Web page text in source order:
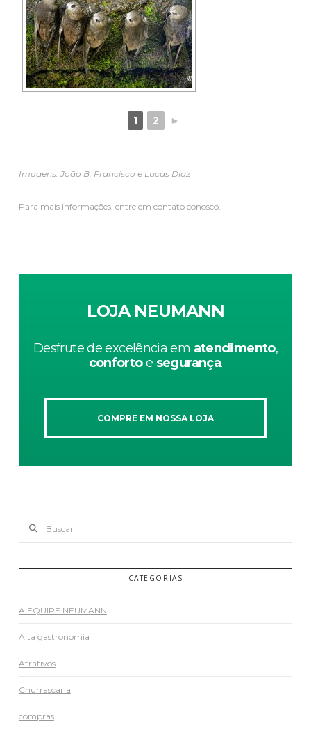
1 2 ►
Imagens: João B. Francisco e Lucas Diaz
Para mais informações, entre em contato conosco.
LOJA NEUMANN
Desfrute de excelência em atendimento,
confortoe segurança.
COMPRE EM NOSSA LOJA
CATEGORIAS
A EQUIPE NEUMANN
Alta gastronomia
Atrativos
Churrascaria
compras